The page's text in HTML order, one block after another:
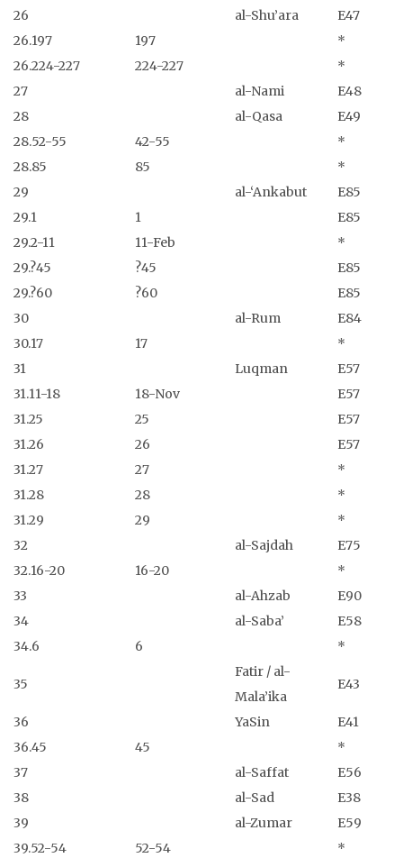
26
al-Shu’ara
E47
26.197
197
*
26.224-227
224-227
*
27
al-Nami
E48
28
al-Qasa
E49
28.52-55
42-55
*
28.85
85
*
29
al-‘Ankabut
E85
29.1
1
E85
29.2-11
11-Feb
*
29.?45
?45
E85
29.?60
?60
E85
30
al-Rum
E84
30.17
17
*
31
Luqman
E57
31.11-18
18-Nov
E57
31.25
25
E57
31.26
26
E57
31.27
27
*
31.28
28
*
31.29
29
*
32
al-Sajdah
E75
32.16-20
16-20
*
33
al-Ahzab
E90
34
al-Saba’
E58
34.6
6 *
35
Fatir / al-
Mala’ika
E43
36 YaSin
E41
36.45
45
*
37
al-Saffat
E56
38
al-Sad
E38
39
al-Zumar
E59
39.52-54
52-54
*